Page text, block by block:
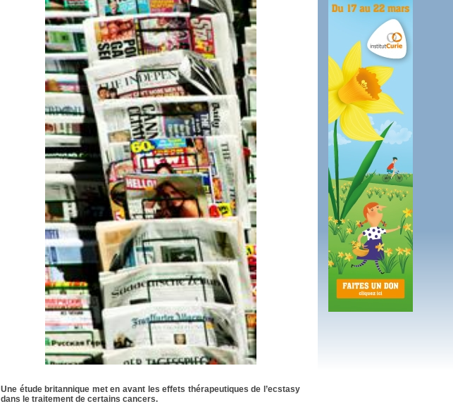
La pub au service des praticiens?
lire la suite >>
DMP, l'Arlésienne va devenir réalité
Déploiement prévu au 4ème trimestre 2016
lire la suite >>
Soins palliatifs: 40 millions de plus en 2016
La journée mondiale des soins palliatifs n'a pas été inutile
lire la suite >>
Une étude britannique met en avant les effets thérapeutiques de l’ecstasy
dans le traitement de certains cancers.